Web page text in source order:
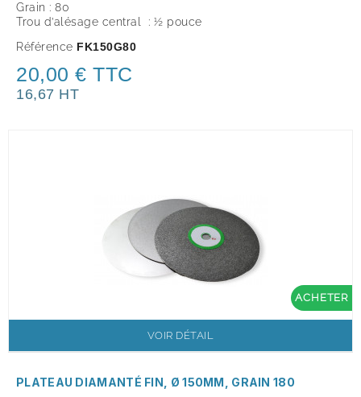
Grain : 80
Trou d’alésage central : ½ pouce
Référence FK150G80
20,00 € TTC
16,67 HT
ACHETER
VOIR DÉTAIL
PLATEAU DIAMANTÉ FIN, Ø 150MM, GRAIN 180